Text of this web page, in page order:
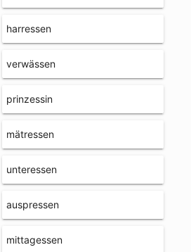
harressen
verwässen
prinzessin
mätressen
unteressen
auspressen
mittagessen